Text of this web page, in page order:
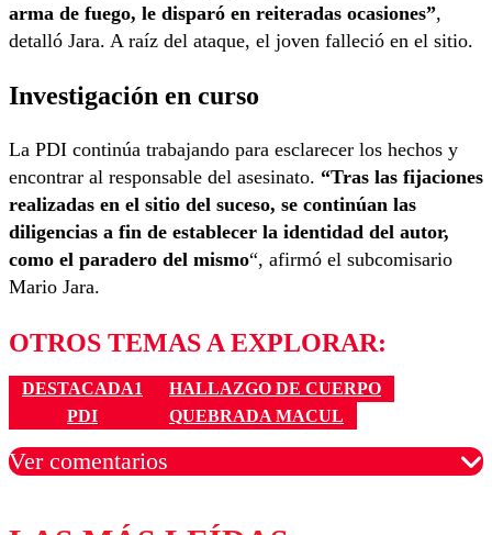
arma de fuego, le disparó en reiteradas ocasiones”,
detalló Jara. A raíz del ataque, el joven falleció en el sitio.
Investigación en curso
La PDI continúa trabajando para esclarecer los hechos y
encontrar al responsable del asesinato. “Tras las fijaciones
realizadas en el sitio del suceso, se continúan las
diligencias a fin de establecer la identidad del autor,
como el paradero del mismo“, afirmó el subcomisario
Mario Jara.
OTROS TEMAS A EXPLORAR:
DESTACADA1
HALLAZGO DE CUERPO
PDI
QUEBRADA MACUL
Ver comentarios